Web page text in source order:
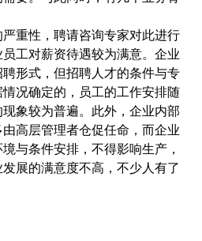
重性，聘请咨询专家对此进行
工对薪资待遇较为满意。企业
形式，但招聘人才的条件与专
况确定的，员工的工作安排随
象较为普遍。此外，企业内部
高层管理者仓促任命，而企业
与条件安排，不得影响生产，
展的满意度不高，不少人有了